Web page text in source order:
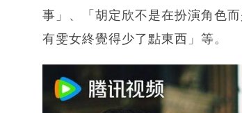
事」、「胡定欣不是在扮演角色
有雯女終覺得少了點東西」等。